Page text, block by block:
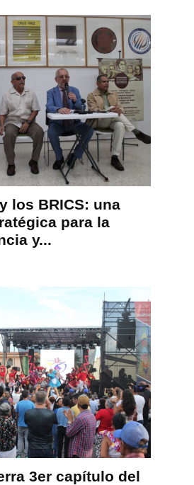
los BRICS: una
para la
y...
3er capítulo del